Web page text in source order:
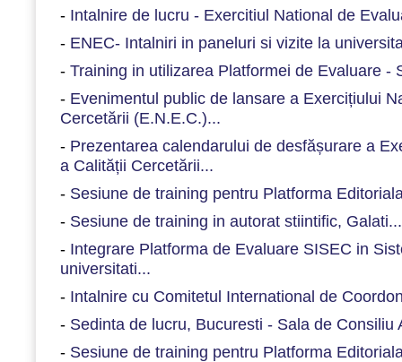
- Intalnire de lucru - Exercitiul National de
- ENEC- Intalniri in paneluri si vizite la
- Training in utilizarea Platformei de Evaluare -
- Evenimentul public de lansare a Exercițiului
Cercetării (E.N.E.C.)...
- Prezentarea calendarului de desfășurare a
a Calității Cercetării...
- Sesiune de training pentru Platforma
- Sesiune de training in autorat stiintific, Galati...
- Integrare Platforma de Evaluare SISEC in
universitati...
- Intalnire cu Comitetul International de
- Sedinta de lucru, Bucuresti - Sala de Consiliu
- Sesiune de training pentru Platforma